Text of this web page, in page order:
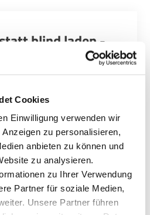
Cookies
Einwilligung verwenden wir
zu personalisieren,
anbieten zu können und
zu analysieren.
zu Ihrer Verwendung
Partner für soziale Medien,
Unsere Partner führen
blind laden -
Ai
reagieren nur
Sie laden deinen
günstig ist – egal, ob du
Das klingt erstmal sinnvoll,
werden. Denn wenn du
füllst, den du gar
zahlst du nicht nur
sondern blockierst auch